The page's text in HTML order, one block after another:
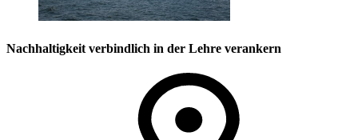
Nachhaltigkeit verbindlich in der Lehre verankern